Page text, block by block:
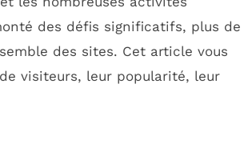
des défis significatifs, plus de
des sites. Cet article vous
visiteurs, leur popularité, leur